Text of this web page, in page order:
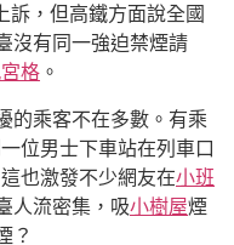
，但高鐵方面說全國
沒有同一強迫禁煙請
格 。
的乘客不在多數。有乘
位男士下車站在列車口
也激發不少網友在小班
人流密集，吸小樹屋煙
？